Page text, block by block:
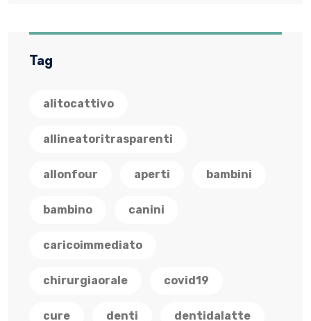
Tag
alitocattivo
allineatoritrasparenti
allonfour aperti bambini
bambino canini
caricoimmediato
chirurgiaorale covid19
cure denti dentidalatte